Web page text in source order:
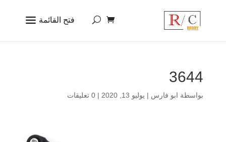
3644
بواسطة ابو فارس | يوليو 13, 2020 | 0 تعليقات